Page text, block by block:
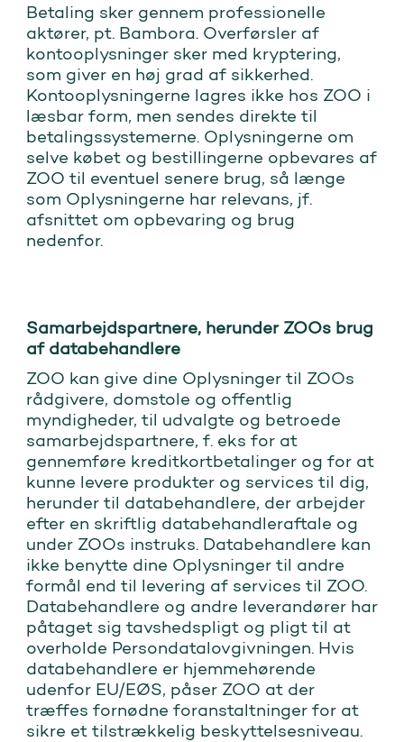
Betaling sker gennem professionelle
aktører, pt. Bambora. Overførsler af
kontooplysninger sker med kryptering,
som giver en høj grad af sikkerhed.
Kontooplysningerne lagres ikke hos ZOO i
læsbar form, men sendes direkte til
betalingssystemerne. Oplysningerne om
selve købet og bestillingerne opbevares af
ZOO til eventuel senere brug, så længe
som Oplysningerne har relevans, jf.
afsnittet om opbevaring og brug
nedenfor.
Samarbejdspartnere, herunder ZOOs brug
af databehandlere
ZOO kan give dine Oplysninger til ZOOs
rådgivere, domstole og offentlig
myndigheder, til udvalgte og betroede
samarbejdspartnere, f. eks for at
gennemføre kreditkortbetalinger og for at
kunne levere produkter og services til dig,
herunder til databehandlere, der arbejder
efter en skriftlig databehandleraftale og
under ZOOs instruks. Databehandlere kan
ikke benytte dine Oplysninger til andre
formål end til levering af services til ZOO.
Databehandlere og andre leverandører har
påtaget sig tavshedspligt og pligt til at
overholde Persondatalovgivningen. Hvis
databehandlere er hjemmehørende
udenfor EU/EØS, påser ZOO at der
træffes fornødne foranstaltninger for at
sikre et tilstrækkelig beskyttelsesniveau.